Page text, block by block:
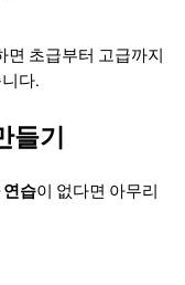
면 초급부터 고급까지
다.
들기
연습이 없다면 아무리